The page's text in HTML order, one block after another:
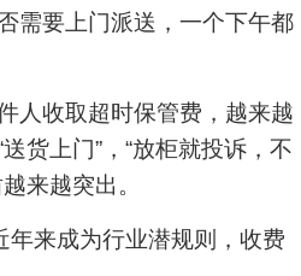
需要上门派送，一个下午都
收取超时保管费，越来越
货上门”，“放柜就投诉，不
来越突出。
来成为行业潜规则，收费